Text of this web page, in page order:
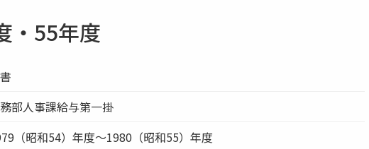
55年度
部人事課給与第一掛
（昭和54）年度～1980（昭和55）年度